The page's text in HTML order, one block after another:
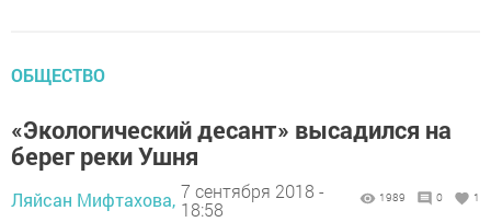
ОБЩЕСТВО
«Экологический десант» высадился на
берег реки Ушня
Ляйсан Мифтахова, 7 сентября 2018 -
18:58
1989 0 1